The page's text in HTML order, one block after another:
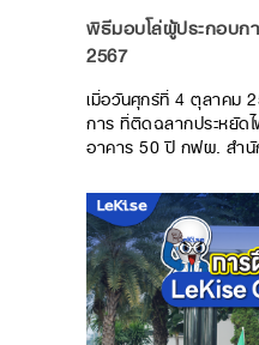
พิธีมอบโล่ผู้ประกอบก
2567
เมื่อวันศุกร์ที่ 4 ตุลาคม
การ ที่ติดฉลากประหยัด
อาคาร 50 ปี กฟผ. สำ